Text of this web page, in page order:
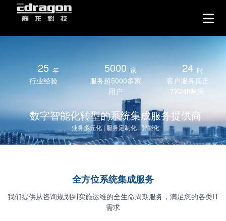
25
行业经验
5000
服务超5000多家
用户​
24
客户服务真正
7X24h响应
数字智能化转型的系统集成服务提供商
业务多元化 | 服务定制化 | 智能化
全方位系统集成服务
我们提供从咨询规划到实施运维的全生命周期服务，满足您的各类IT
需求